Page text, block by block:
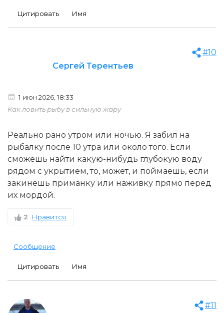
Цитировать Имя
Сергей Терентьев
#10
1 июн 2026, 18:33
Как ловить рыбу в сильную жару
Реально рано утром или ночью. Я забил на
рыбалку после 10 утра или около того. Если
сможешь найти какую-нибудь глубокую воду
рядом с укрытием, то, может, и поймаешь, если
закинешь приманку или наживку прямо перед
их мордой.
2 Нравится
Сообщение
Цитировать Имя
#11